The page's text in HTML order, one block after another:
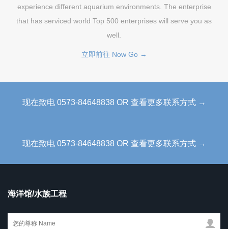
experience different aquarium environments. The enterprise
that has serviced world Top 500 enterprises will serve you as
well.
立即前往 Now Go →
现在致电 0573-84648838 OR 查看更多联系方式 →
现在致电 0573-84648838 OR 查看更多联系方式 →
海洋馆/水族工程